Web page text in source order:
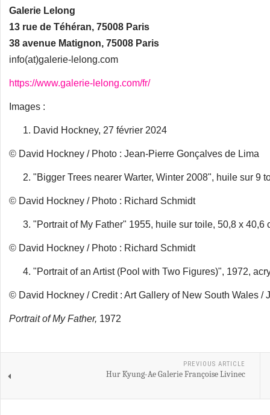
Galerie Lelong
13 rue de Téhéran, 75008 Paris
38 avenue Matignon, 75008 Paris
info(at)galerie-lelong.com
https://www.galerie-lelong.com/fr/
Images :
David Hockney, 27 février 2024
© David Hockney / Photo : Jean-Pierre Gonçalves de Lima
"Bigger Trees nearer Warter, Winter 2008", huile sur 9
© David Hockney / Photo : Richard Schmidt
"Portrait of My Father" 1955, huile sur toile, 50,8 x 40,6
© David Hockney / Photo : Richard Schmidt
"Portrait of an Artist (Pool with Two Figures)", 1972,
© David Hockney / Credit : Art Gallery of New South Wales /
Portrait of My Father, 1972
PREVIOUS ARTICLE
Hur Kyung-Ae Galerie Françoise Livinec